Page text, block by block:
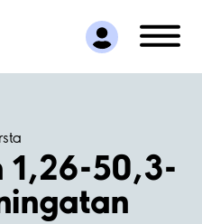
1,26-50,3-